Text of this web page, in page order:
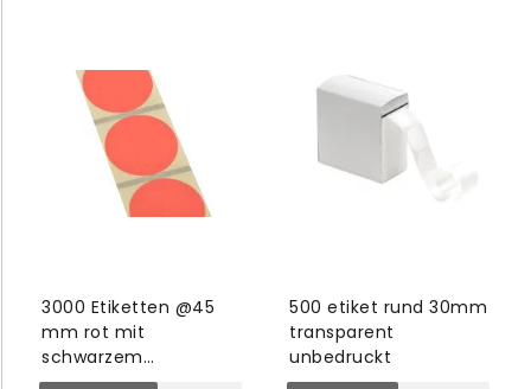
3000 Etiketten @45
mm rot mit
schwarzem
Markierungsstreifen
500 etiket rund 30mm
transparent
unbedruckt